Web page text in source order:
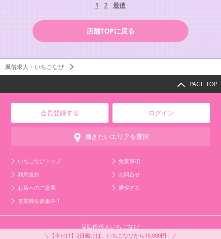
1 2 最後
店舗TOPに戻る
風俗求人・いちごなび
PAGE TOP
会員登録する ログイン
働きたいエリアを選択
いちごなびトップ
免責事項
利用規約
お問合せ
お店へのご意見
通報する
営業職を募集中！
©風俗求人いちごなび